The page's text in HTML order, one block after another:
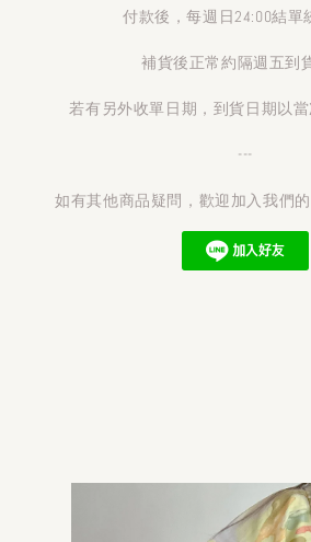
付款後，每週日24:00結單
補貨後正常約隔週五到
若有另外收單日期，到貨日期以
---
如有其他商品疑問，歡迎加入我們